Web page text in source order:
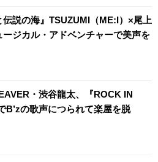
伝説の海』TSUZUMI（ME:I）×尾上
ージカル・アドベンチャーで美声を
・渋谷龍太、『ROCK IN
B’zの歌声につられて楽屋を脱